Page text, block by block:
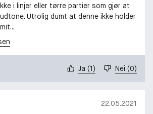
i linjer eller tørre partier som gjør at
Utrolig dumt at denne ikke holder
Ja (1) Nei (0)
22.05.2021